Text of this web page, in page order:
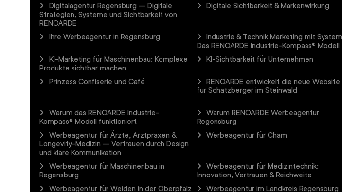
Digitalagentur Regensburg – Digitale
Strategien, Systeme und Sichtbarkeit von
RENOARDE
Digitale Sichtbarkeit & Markenwirkung
Ihre Werbeagentur in Regensburg
Industrie & Technik Marketing mit System
Das RENOARDE Industrie-Kompass® Modell
KI-Marketing für Maschinenbau: Komplexe
Produkte sichtbar machen
KI-Sichtbarkeit für Unternehmen
Prinzess Confiserie und Café
RENOARDE entwickelt die neue Website
für Schatzberger im Steinwald
Warum das RENOARDE Industrie-
Kompass® Modell funktioniert
Warum RENOARDE Werbeagentur
Regensburg
Werbeagentur für Ärzte, Arztpraxen &
Longevity-Medizin – Vertrauen durch Design
und klare Kommunikation
Werbeagentur für Cham
Werbeagentur für Maschinenbau in
Regensburg
Werbeagentur für Medizintechnik:
Innovation, Vertrauen & Reichweite
Werbeagentur für Weiden in der Oberpfalz Werbeagentur im Landkreis Regensburg